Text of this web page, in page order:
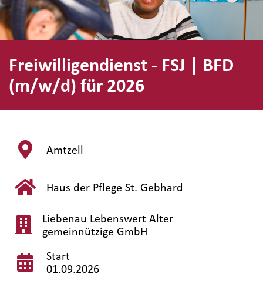
Freiwilligendienst - FSJ | BFD
(m/w/d) für 2026
Amtzell
Haus der Pflege St. Gebhard
Liebenau Lebenswert Alter
gemeinnützige GmbH
Start
01.09.2026